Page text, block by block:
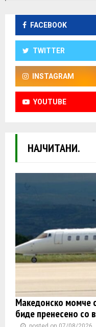
FACEBOOK
TWITTER
INSTAGRAM
YOUTUBE
НАЈЧИТАНИ.
Македонско момче
биде пренесено со